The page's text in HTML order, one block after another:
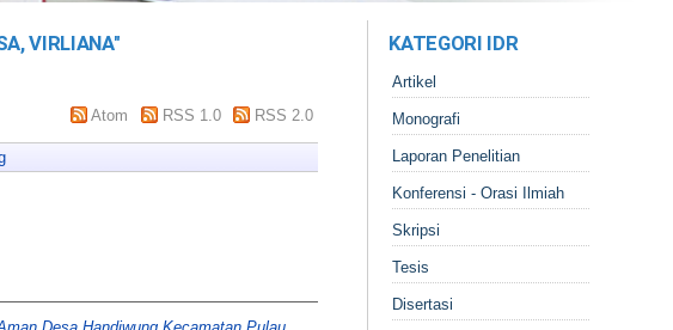
VIRLIANA"
Atom RSS 1.0 RSS 2.0
KATEGORI IDR
Artikel
Monografi
Laporan Penelitian
Konferensi - Orasi Ilmiah
Skripsi
Tesis
Disertasi